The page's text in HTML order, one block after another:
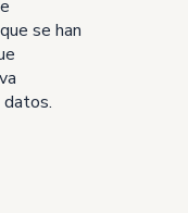
se han